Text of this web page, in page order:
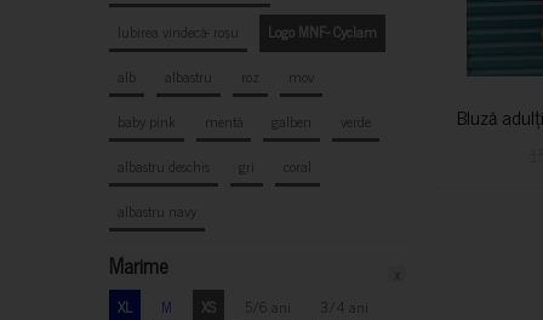
Iubirea vindecă- roșu
Logo MNF- Cyclam
alb
albastru roz
mov
baby pink
mentă galben
verde
albastru deschis
gri
coral
albastru navy
Marime
XL M XS 5/6 ani
3/4 ani
Bluză